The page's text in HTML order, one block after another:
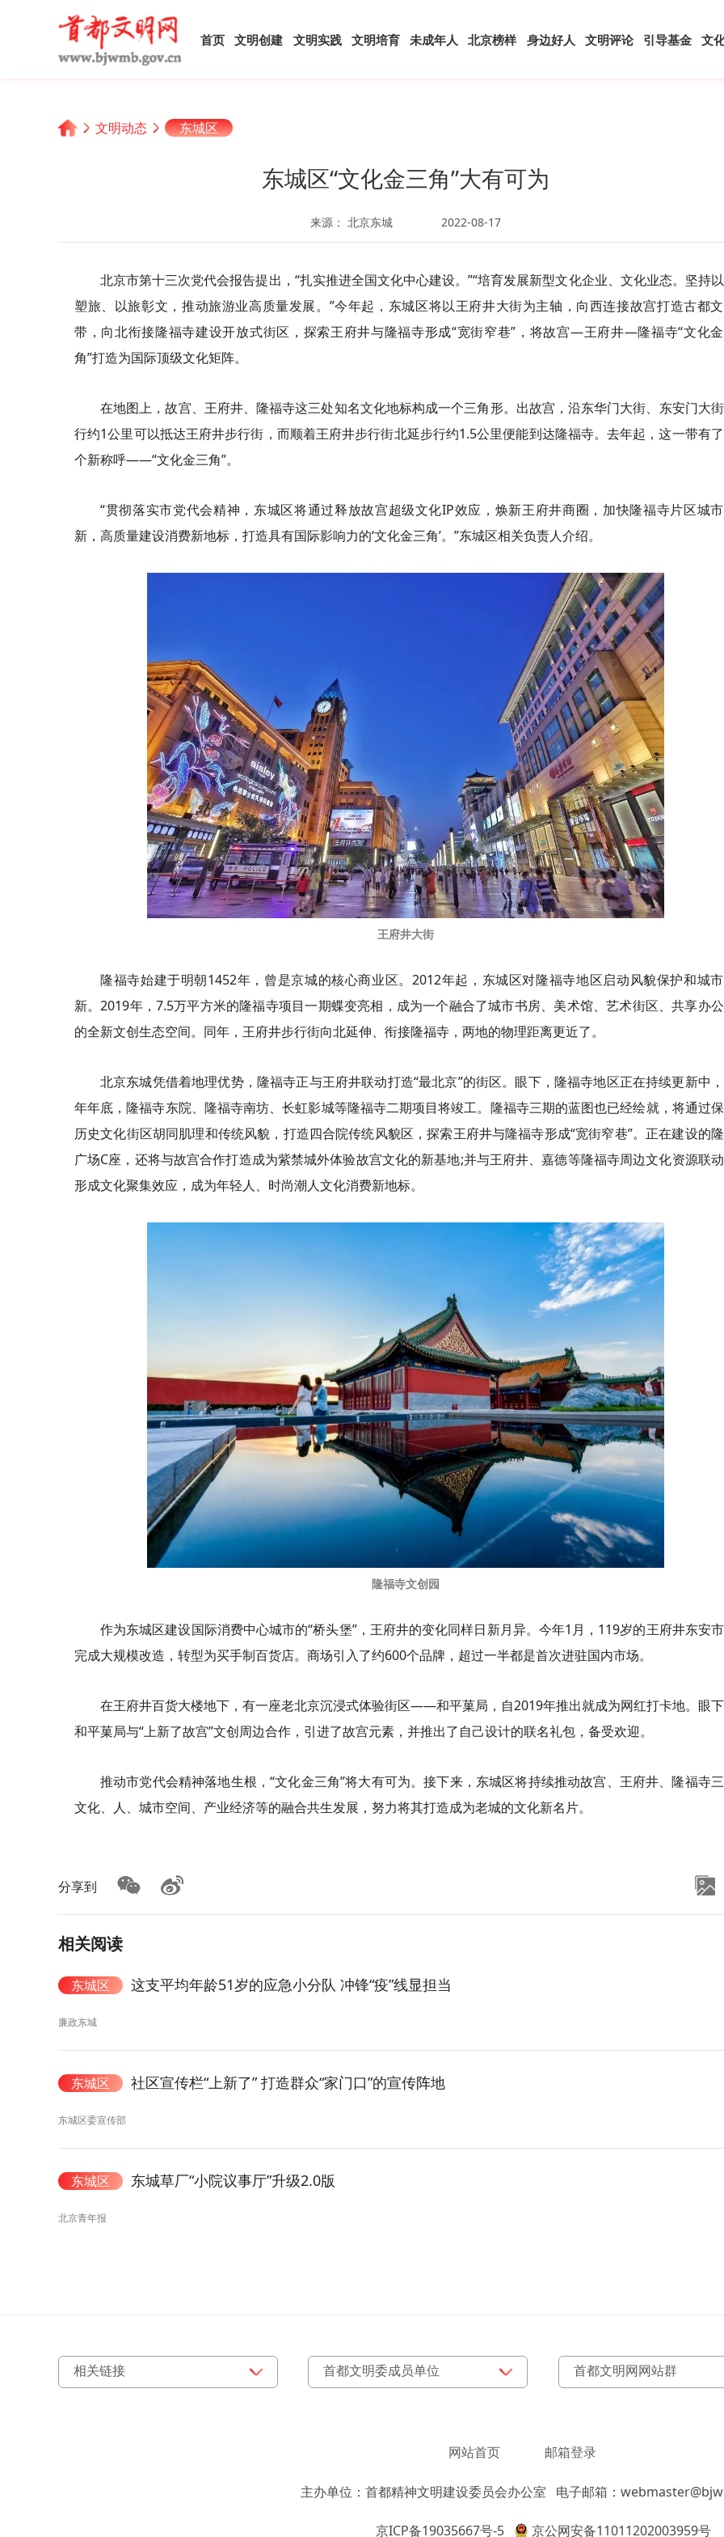
首页 文明创建 文明实践 文明培育 未成年人 北京榜样 身边好人 文明评论 引导基金 文
文明动态 东城区
东城区“文化金三角”大有可为
来源： 北京东城 2022-08-17
北京市第十三次党代会报告提出，“扎实推进全国文化中心建设。”“培育发展新型文化企业、文化业态。坚持
塑旅、以旅彰文，推动旅游业高质量发展。”今年起，东城区将以王府井大街为主轴，向西连接故宫打造古都
带，向北衔接隆福寺建设开放式街区，探索王府井与隆福寺形成“宽街窄巷”，将故宫—王府井—隆福寺“文化
角”打造为国际顶级文化矩阵。
在地图上，故宫、王府井、隆福寺这三处知名文化地标构成一个三角形。出故宫，沿东华门大街、东安门大
行约1公里可以抵达王府井步行街，而顺着王府井步行街北延步行约1.5公里便能到达隆福寺。去年起，这一带有
个新称呼——“文化金三角”。
“贯彻落实市党代会精神，东城区将通过释放故宫超级文化IP效应，焕新王府井商圈，加快隆福寺片区城
新，高质量建设消费新地标，打造具有国际影响力的‘文化金三角’。”东城区相关负责人介绍。
王府井大街
隆福寺始建于明朝1452年，曾是京城的核心商业区。2012年起，东城区对隆福寺地区启动风貌保护和城
新。2019年，7.5万平方米的隆福寺项目一期蝶变亮相，成为一个融合了城市书房、美术馆、艺术街区、共享办
的全新文创生态空间。同年，王府井步行街向北延伸、衔接隆福寺，两地的物理距离更近了。
北京东城凭借着地理优势，隆福寺正与王府井联动打造“最北京”的街区。眼下，隆福寺地区正在持续更新中
年年底，隆福寺东院、隆福寺南坊、长虹影城等隆福寺二期项目将竣工。隆福寺三期的蓝图也已经绘就，将通过
历史文化街区胡同肌理和传统风貌，打造四合院传统风貌区，探索王府井与隆福寺形成“宽街窄巷”。正在建设的
广场C座，还将与故宫合作打造成为紫禁城外体验故宫文化的新基地;并与王府井、嘉德等隆福寺周边文化资源联动
形成文化聚集效应，成为年轻人、时尚潮人文化消费新地标。
隆福寺文创园
作为东城区建设国际消费中心城市的“桥头堡”，王府井的变化同样日新月异。今年1月，119岁的王府井东安
完成大规模改造，转型为买手制百货店。商场引入了约600个品牌，超过一半都是首次进驻国内市场。
在王府井百货大楼地下，有一座老北京沉浸式体验街区——和平菓局，自2019年推出就成为网红打卡地。眼下
和平菓局与“上新了故宫”文创周边合作，引进了故宫元素，并推出了自己设计的联名礼包，备受欢迎。
推动市党代会精神落地生根，“文化金三角”将大有可为。接下来，东城区将持续推动故宫、王府井、隆福寺
文化、人、城市空间、产业经济等的融合共生发展，努力将其打造成为老城的文化新名片。
分享到
相关阅读
东城区 这支平均年龄51岁的应急小分队 冲锋“疫”线显担当
廉政东城
东城区 社区宣传栏“上新了” 打造群众“家门口”的宣传阵地
东城区委宣传部
东城区 东城草厂“小院议事厅”升级2.0版
北京青年报
网站首页 邮箱登录
主办单位：首都精神文明建设委员会办公室 电子邮箱：
京ICP备19035667号-5 京公网安备11011202003959号